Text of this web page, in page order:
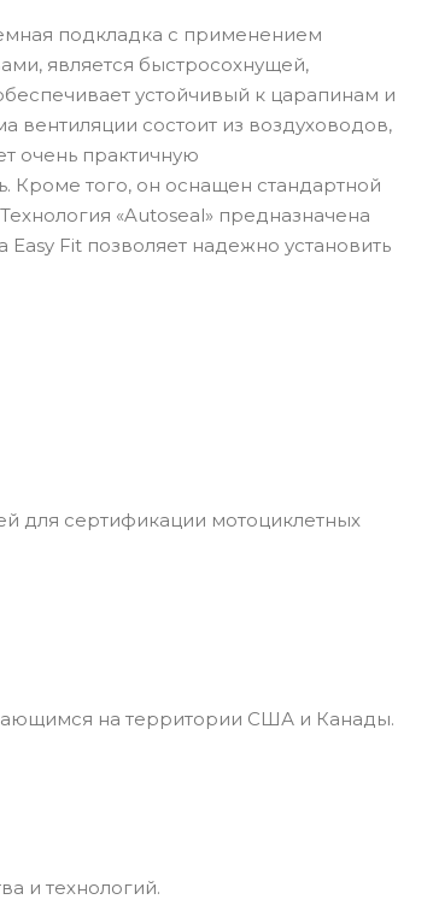
подкладка с применением
является быстросохнущей,
устойчивый к царапинам и
вентиляции состоит из воздуховодов,
очень практичную
Кроме того, он оснащен стандартной
«Autoseal» предназначена
Fit позволяет надежно установить
для сертификации мотоциклетных
на территории США и Канады.
и технологий.